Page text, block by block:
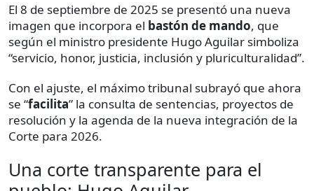
El 8 de septiembre de 2025 se presentó una nueva
imagen que incorpora el bastón de mando, que
según el ministro presidente Hugo Aguilar simboliza
“servicio, honor, justicia, inclusión y pluriculturalidad”.
Con el ajuste, el máximo tribunal subrayó que ahora
se “facilita” la consulta de sentencias, proyectos de
resolución y la agenda de la nueva integración de la
Corte para 2026.
Una corte transparente para el